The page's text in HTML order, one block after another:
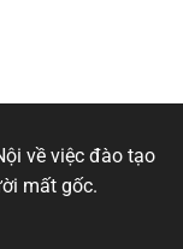
về việc đào tạo
mất gốc.